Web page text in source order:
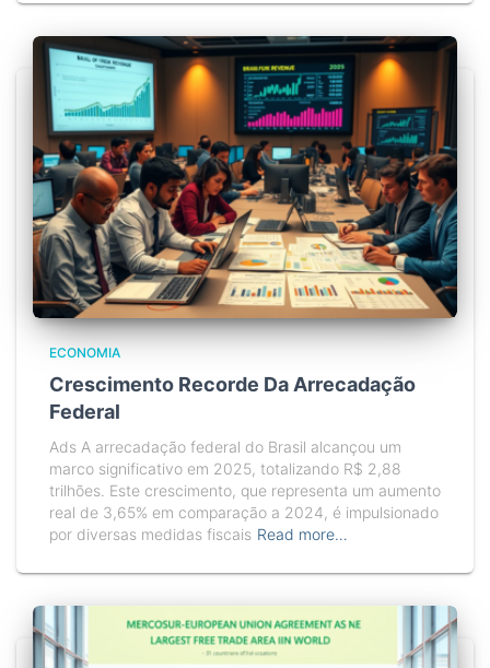
ECONOMIA
Crescimento Recorde Da Arrecadação
Federal
Ads A arrecadação federal do Brasil alcançou um
marco significativo em 2025, totalizando R$ 2,88
trilhões. Este crescimento, que representa um aumento
real de 3,65% em comparação a 2024, é impulsionado
por diversas medidas fiscais Read more…